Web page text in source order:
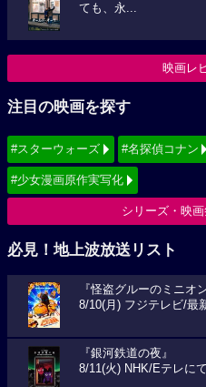
ても、永...
映画レ
注目の映画を探す
#スターウォーズ #名探偵コナン
#少女漫画原作実写化
シリーズ・映
必見！地上波放送リスト
『怪盗グルーのミニオ
8/10(月) フジテレビ/最
『銀河鉄道の夜』
8/11(火) NHK/Eテレに